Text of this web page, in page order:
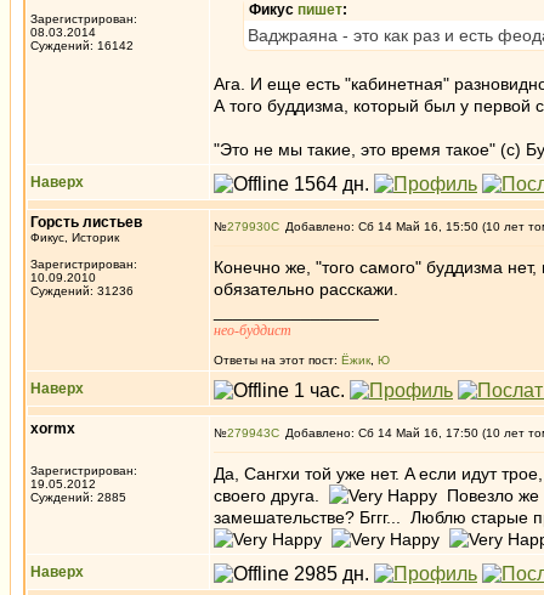
Зарегистрирован:
08.03.2014
Суждений: 16142
Фикус пишет:
Ваджраяна - это как раз и есть
Ага. И еще есть "кабинетная"
А того буддизма, который был у первой
"Это не мы такие, это время такое" (с)
Наверх
Горсть листьев
Фикус, Историк
Зарегистрирован:
10.09.2010
Суждений: 31236
№279930 Добавлено: Сб 14 Май 16, 15:50 (10 лет
Конечно же, "того самого" буддизма
обязательно расскажи.
нео-буддист
Ответы на этот пост: Ёжик Ю
Наверх
xormx
Зарегистрирован:
19.05.2012
Суждений: 2885
№279943 Добавлено: Сб 14 Май 16, 17:50 (10 лет
Да, Сангхи той уже нет. A если идут
своего друга.
Повезло
замешательстве? Бггг... Люблю старые
Наверх